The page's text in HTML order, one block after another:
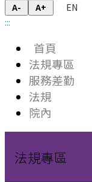
A- A+
EN
:::
首頁
法規專區
服務差勤
法規
院內
法規專區